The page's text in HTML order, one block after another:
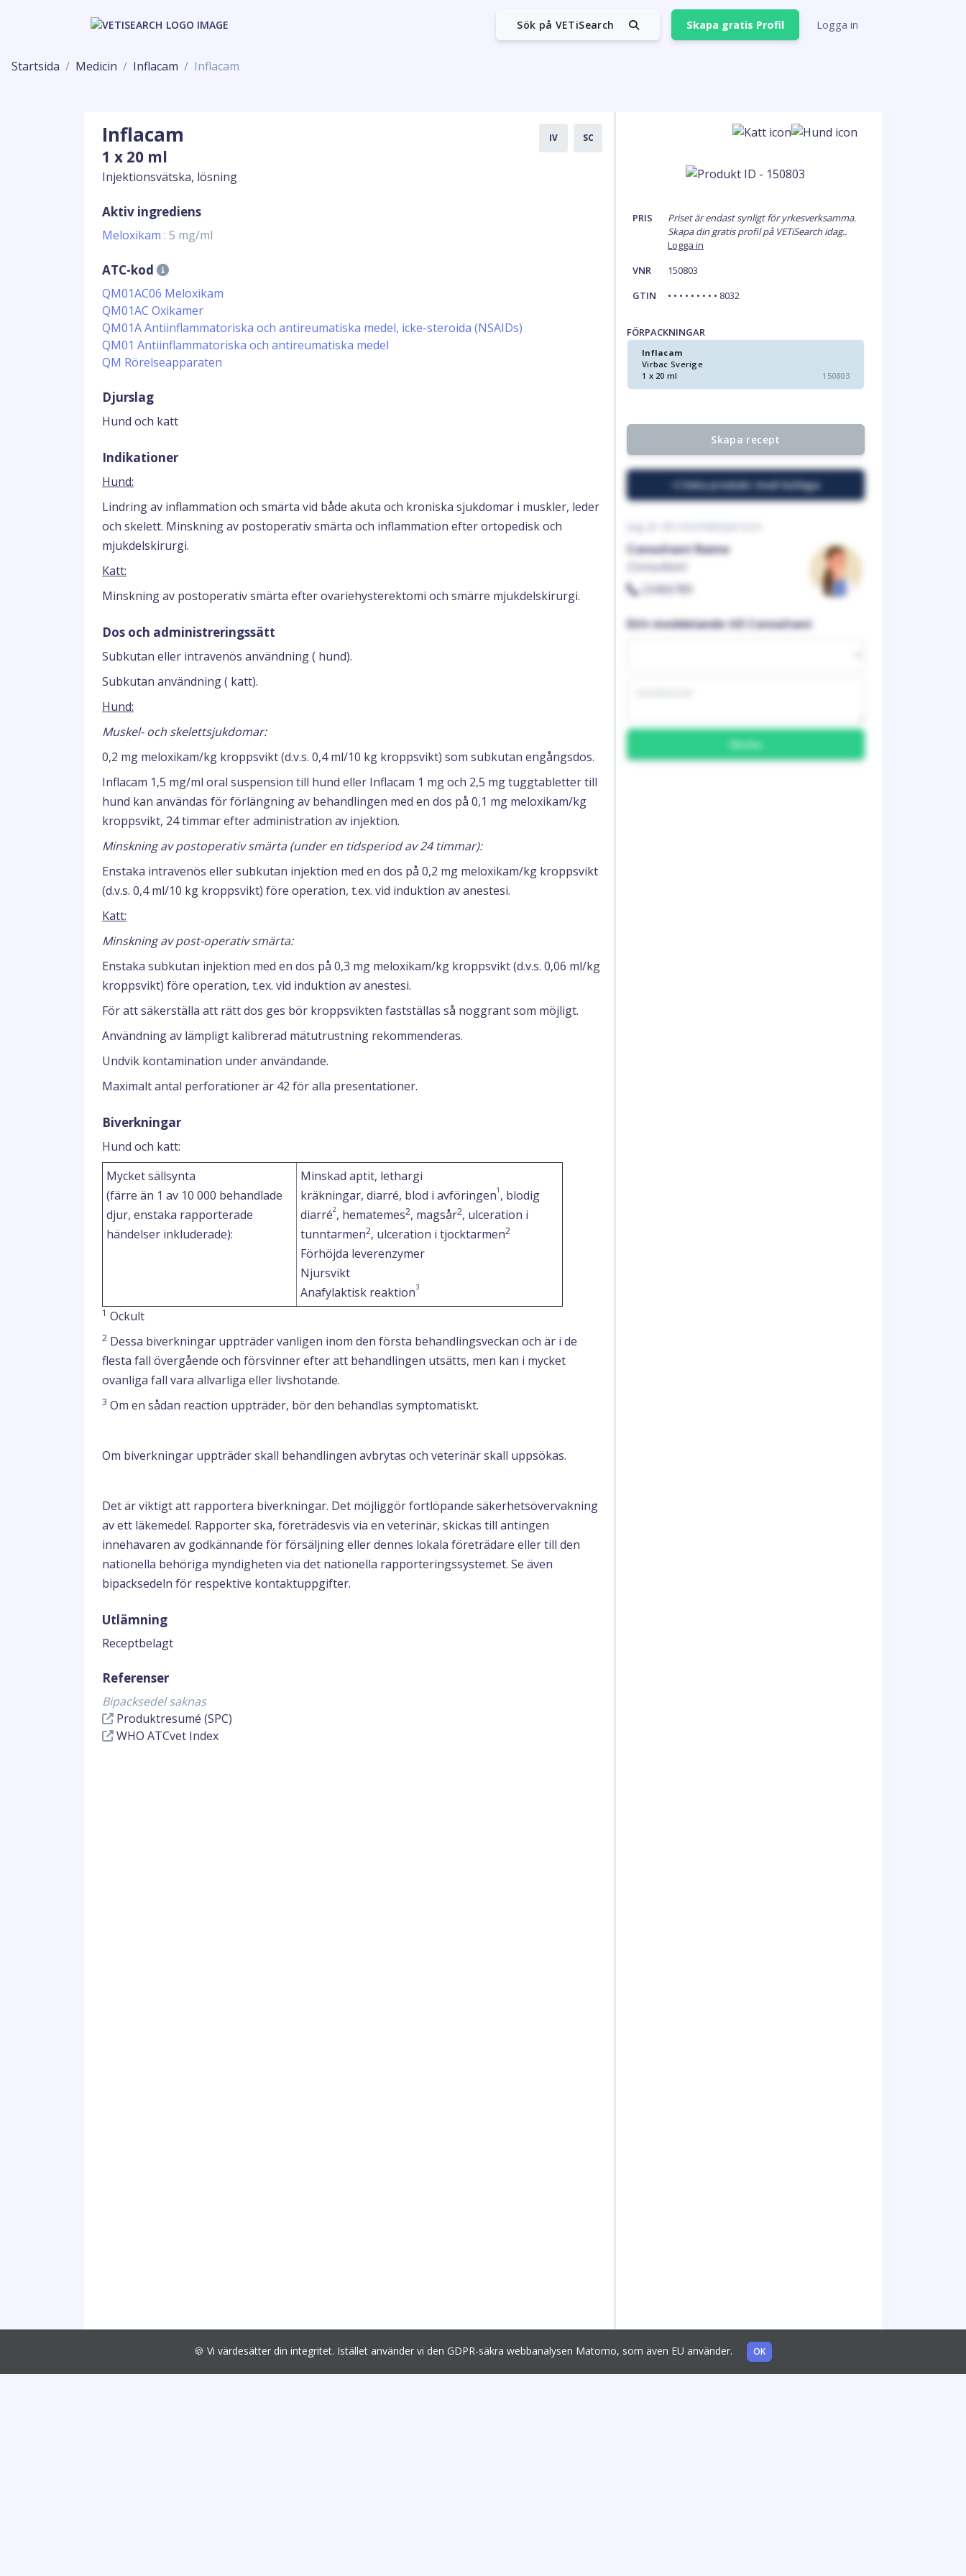
Sök på VETiSearch Skapa gratis Profil Logga in
Startsida Medicin Inflacam Inflacam
Inflacam
1 x 20 ml
Injektionsvätska, lösning
IV SC
Aktiv ingrediens
Meloxikam : 5 mg/ml
ATC-kod
QM01AC06 Meloxikam
QM01AC Oxikamer
QM01A Antiinflammatoriska och antireumatiska medel, icke-steroida (NSAIDs)
QM01 Antiinflammatoriska och antireumatiska medel
QM Rörelseapparaten
Djurslag
Hund och katt
Indikationer
Hund:
Lindring av inflammation och smärta vid både akuta och kroniska sjukdomar i muskler, leder
och skelett. Minskning av postoperativ smärta och inflammation efter ortopedisk och
mjukdelskirurgi.
Katt:
Minskning av postoperativ smärta efter ovariehysterektomi och smärre mjukdelskirurgi.
Dos och administreringssätt
Subkutan eller intravenös användning ( hund).
Subkutan användning ( katt).
Hund:
Muskel- och skelettsjukdomar:
0,2 mg meloxikam/kg kroppsvikt (d.v.s. 0,4 ml/10 kg kroppsvikt) som subkutan engångsdos.
Inflacam 1,5 mg/ml oral suspension till hund eller Inflacam 1 mg och 2,5 mg tuggtabletter till
hund kan användas för förlängning av behandlingen med en dos på 0,1 mg meloxikam/kg
kroppsvikt, 24 timmar efter administration av injektion.
Minskning av postoperativ smärta (under en tidsperiod av 24 timmar):
Enstaka intravenös eller subkutan injektion med en dos på 0,2 mg meloxikam/kg kroppsvikt
(d.v.s. 0,4 ml/10 kg kroppsvikt) före operation, t.ex. vid induktion av anestesi.
Katt:
Minskning av post-operativ smärta:
Enstaka subkutan injektion med en dos på 0,3 mg meloxikam/kg kroppsvikt (d.v.s. 0,06 ml/kg
kroppsvikt) före operation, t.ex. vid induktion av anestesi.
För att säkerställa att rätt dos ges bör kroppsvikten fastställas så noggrant som möjligt.
Användning av lämpligt kalibrerad mätutrustning rekommenderas.
Undvik kontamination under användande.
Maximalt antal perforationer är 42 för alla presentationer.
Biverkningar
Hund och katt:
Mycket sällsynta
(färre än 1 av 10 000 behandlade
djur, enstaka rapporterade
händelser inkluderade):
Minskad aptit, lethargi
kräkningar, diarré, blod i avföringen1 , blodig
diarré2, hematemes2, magsår2, ulceration i
tunntarmen2, ulceration i tjocktarmen2
Förhöjda leverenzymer
Njursvikt
Anafylaktisk reaktion3
1 Ockult
2 Dessa biverkningar uppträder vanligen inom den första behandlingsveckan och är i de
flesta fall övergående och försvinner efter att behandlingen utsätts, men kan i mycket
ovanliga fall vara allvarliga eller livshotande.
3 Om en sådan reaction uppträder, bör den behandlas symptomatiskt.
Om biverkningar uppträder skall behandlingen avbrytas och veterinär skall uppsökas.
Det är viktigt att rapportera biverkningar. Det möjliggör fortlöpande säkerhetsövervakning
av ett läkemedel. Rapporter ska, företrädesvis via en veterinär, skickas till antingen
innehavaren av godkännande för försäljning eller dennes lokala företrädare eller till den
nationella behöriga myndigheten via det nationella rapporteringssystemet. Se även
bipacksedeln för respektive kontaktuppgifter.
Utlämning
Receptbelagt
Referenser
Bipacksedel saknas
Produktresumé (SPC)
WHO ATCvet Index
PRIS
Priset är endast synligt för yrkesverksamma.
Skapa din gratis profil på VETiSearch idag..
Logga in
VNR
150803
GTIN
• • • • • • • • • 8032
FÖRPACKNINGAR
Inflacam
Virbac Sverige
1 x 20 ml
150803
Skapa recept
Dela produkt med kollega
Jag är din kontaktperson
Consultant Name
Consultant
23456789
Ditt meddelande till Consultant
Skicka
🍪 Vi värdesätter din integritet. Istället använder vi den GDPR-säkra webbanalysen Matomo, som även EU använder. OK